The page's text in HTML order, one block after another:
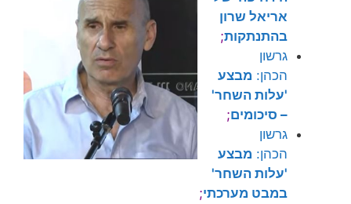
אריאל שרון
בהתנתקות;
גרשון
הכהן: מבצע
'עלות השחר'
– סיכומים;
גרשון
הכהן: מבצע
'עלות השחר'
במבט מערכתי;